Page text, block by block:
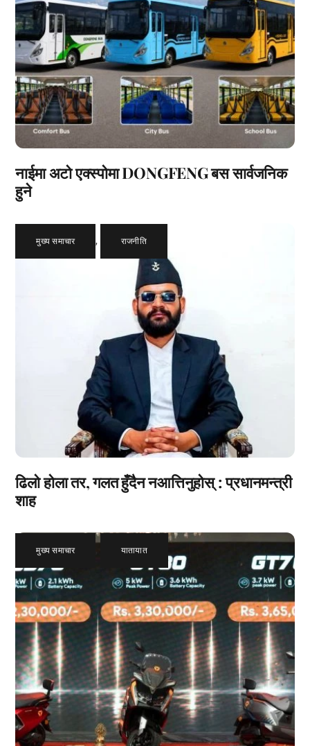
नाईमा अटो एक्स्पोमा DONGFENG बस सार्वजनिक
हुने
मुख्य समाचार , राजनीति
ढिलो होला तर, गलत हुँदैन नआत्तिनुहोस् : प्रधानमन्त्री
शाह
मुख्य समाचार यातायात